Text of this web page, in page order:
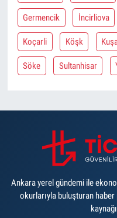
Germencik İncirliova
Koçarli Köşk
Söke Sultanhisar
Ankara yerel gündemi ile
okurlarıyla buluşturan